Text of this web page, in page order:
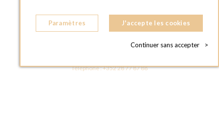
BOUTIQUE OPTIONS LUXEMBOURG
L - 1842 HOWALD LUXEMBOURG
Téléphone :+352 28 77 87 88
Paramètres J'accepte les cookies
Continuer sans accepter >